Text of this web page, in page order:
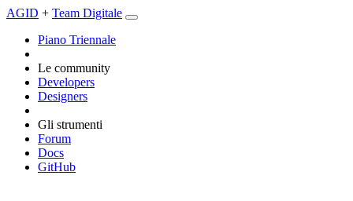
AGID + Team Digitale
Piano Triennale
Le community
Developers
Designers
Gli strumenti
Forum
Docs
GitHub